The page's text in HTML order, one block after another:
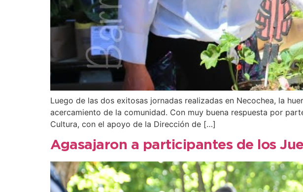
Luego de las dos exitosas jornadas realizadas en Necochea, la
acercamiento de la comunidad. Con muy buena respuesta por
Cultura, con el apoyo de la Dirección de […]
Agasajaron a participantes de los